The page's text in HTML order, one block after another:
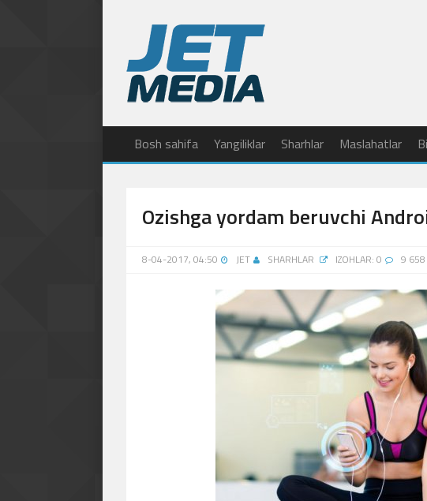
Bosh sahifa Yangiliklar Sharhlar Maslahatlar
Ozishga yordam beruvchi
8-04-2017, 04:50 JET SHARHLAR IZOHLAR: 0 9 658